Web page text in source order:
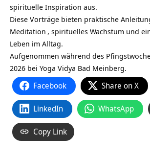
spirituelle Inspiration aus.
Diese Vorträge bieten praktische
Meditation , spirituelles Wachstum und
Leben im Alltag.
Aufgenommen während des
2026 bei Yoga Vidya Bad Meinberg.
Facebook Share on X
LinkedIn WhatsApp
Copy Link